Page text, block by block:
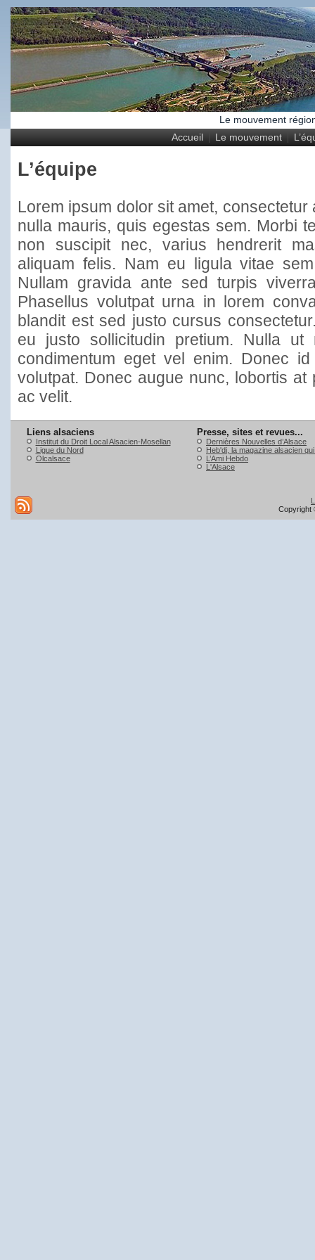
Le mouvement
Accueil
Le mouvement
L’équipe
Lorem ipsum dolor sit amet, consectetur
nulla mauris, quis egestas sem. Morbi
non suscipit nec, varius hendrerit
aliquam felis. Nam eu ligula vitae
Nullam gravida ante sed turpis
Phasellus volutpat urna in lorem
blandit est sed justo cursus
eu justo sollicitudin pretium. Nulla
condimentum eget vel enim. Donec
volutpat. Donec augue nunc, lobortis at
ac velit.
Liens alsaciens
Institut du Droit Local Alsacien-Mosellan
Ligue du Nord
Olcalsace
Presse, sites et revues...
Dernières Nouvelles d’Alsace
Heb'di, la magazine alsacien
L’Ami Hebdo
L'Alsace
Copyright